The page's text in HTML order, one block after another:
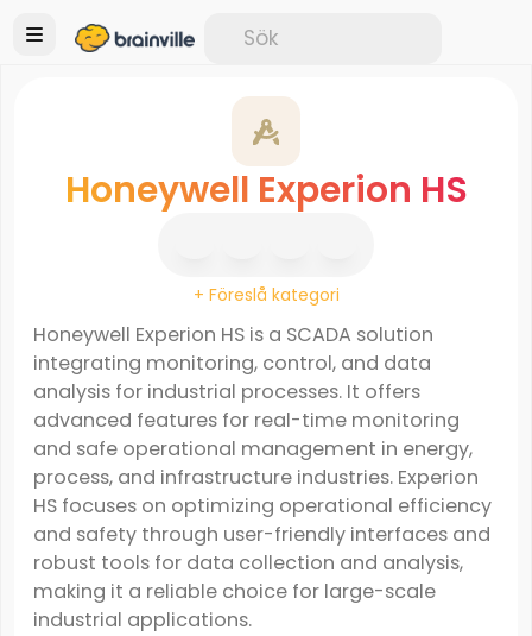
Honeywell Experion HS
+ Föreslå kategori
Honeywell Experion HS is a SCADA solution
integrating monitoring, control, and data
analysis for industrial processes. It offers
advanced features for real-time monitoring
and safe operational management in energy,
process, and infrastructure industries. Experion
HS focuses on optimizing operational efficiency
and safety through user-friendly interfaces and
robust tools for data collection and analysis,
making it a reliable choice for large-scale
industrial applications.